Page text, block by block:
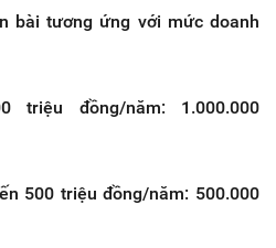
bài tương ứng với mức doanh
triệu đồng/năm: 1.000.000
500 triệu đồng/năm: 500.000